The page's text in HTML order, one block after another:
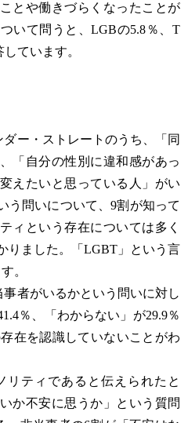
とや働きづらくなったことが
いて問うと、LGBの5.8％、T
ています。
ー・ストレートのうち、「同
「自分の性別に違和感があっ
えたいと思っている人」がい
う問いについて、9割が知って
ィという存在については多く
りました。「LGBT」という言
。
者がいるかという問いに対し
％、「わからない」が29.9％
在を認識していないことがわ
リティであると伝えられたと
か不安に思うか」という質問